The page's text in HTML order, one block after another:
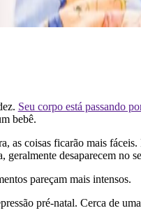
Seu corpo está passando
bebê.
as coisas ficarão mais
desaparecem no
pareçam mais intensos.
pré-natal. Cerca de